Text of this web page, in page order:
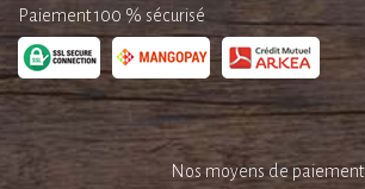
Paiement 100 % sécurisé
Nos moyens de paiement